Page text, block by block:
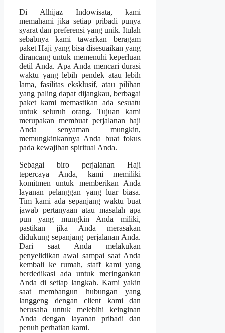
Di Alhijaz Indowisata, kami
memahami jika setiap pribadi punya
syarat dan preferensi yang unik. Itulah
sebabnya kami tawarkan beragam
paket Haji yang bisa disesuaikan yang
dirancang untuk memenuhi keperluan
detil Anda. Apa Anda mencari durasi
waktu yang lebih pendek atau lebih
lama, fasilitas eksklusif, atau pilihan
yang paling dapat dijangkau, berbagai
paket kami memastikan ada sesuatu
untuk seluruh orang. Tujuan kami
merupakan membuat perjalanan haji
Anda senyaman mungkin,
memungkinkannya Anda buat fokus
pada kewajiban spiritual Anda.
Sebagai biro perjalanan Haji
tepercaya Anda, kami memiliki
komitmen untuk memberikan Anda
layanan pelanggan yang luar biasa.
Tim kami ada sepanjang waktu buat
jawab pertanyaan atau masalah apa
pun yang mungkin Anda miliki,
pastikan jika Anda merasakan
didukung sepanjang perjalanan Anda.
Dari saat Anda melakukan
penyelidikan awal sampai saat Anda
kembali ke rumah, staff kami yang
berdedikasi ada untuk meringankan
Anda di setiap langkah. Kami yakin
saat membangun hubungan yang
langgeng dengan client kami dan
berusaha untuk melebihi keinginan
Anda dengan layanan pribadi dan
penuh perhatian kami.